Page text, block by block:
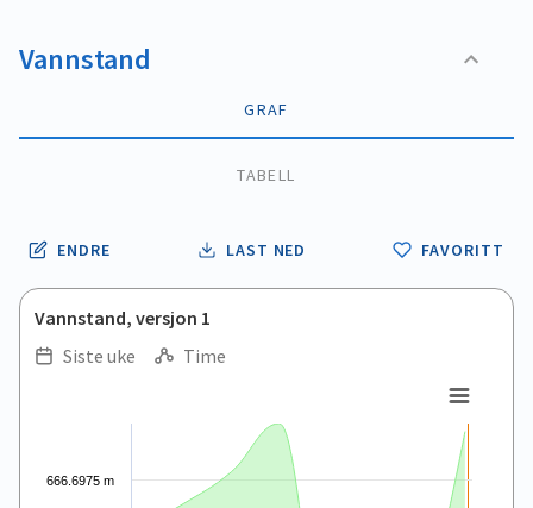
Vannstand
GRAF
TABELL
ENDRE LAST NED FAVORITT
Vannstand, versjon 1
Siste uke
Time
The chart has 1 X axis displaying Time. Data ranges from
The chart has 1 Y axis displaying values. Data ranges from
666.6975 m